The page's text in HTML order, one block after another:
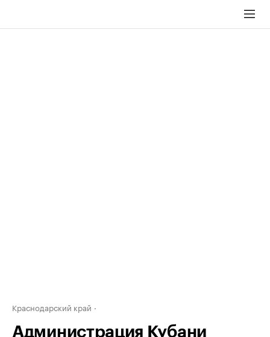
Краснодарский край
Администрация Кубани